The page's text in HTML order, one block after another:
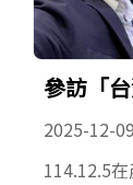
參訪「
2025-12-09
114.12.5